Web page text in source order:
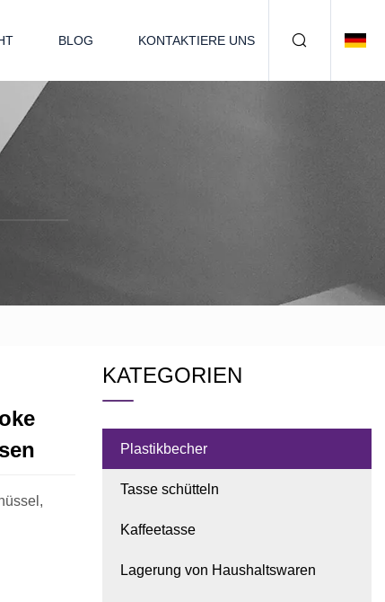
BLOG KONTAKTIERE UNS
KATEGORIEN
Plastikbecher
Tasse schütteln
Kaffeetasse
Lagerung von Haushaltswaren